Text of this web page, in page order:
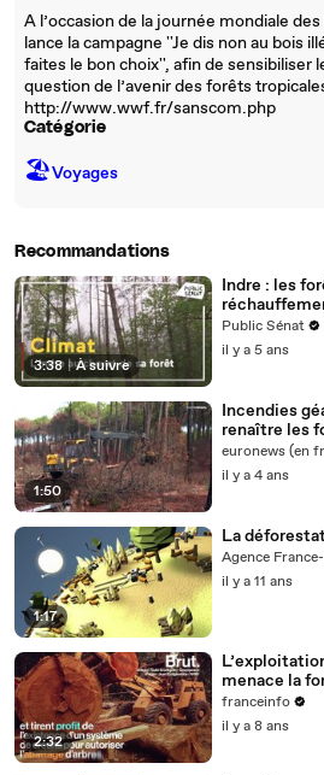
A l’occasion de la journée mondiale
lance la campagne ''Je dis non au bois
faites le bon choix'', afin de sensibiliser
question de l’avenir des forêts
http://www.wwf.fr/sanscom.php
Catégorie
🏖Voyages
Recommandations
3:38 | À suivre
Indre : les
Public Sénat
il y a 5 ans
1:50
Incendies
renaître les
cendres
euronews (en
il y a 4 ans
1:17
La
Agence
il y a 11 ans
2:32
menace la
franceinfo
il y a 8 ans